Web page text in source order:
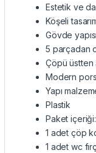
Estetik ve
Köşeli
Gövde
5 parçadan
Çöpü üstten
Modern
Yapı
Plastik
Paket içeriği:
1 adet çöp
1 adet wc